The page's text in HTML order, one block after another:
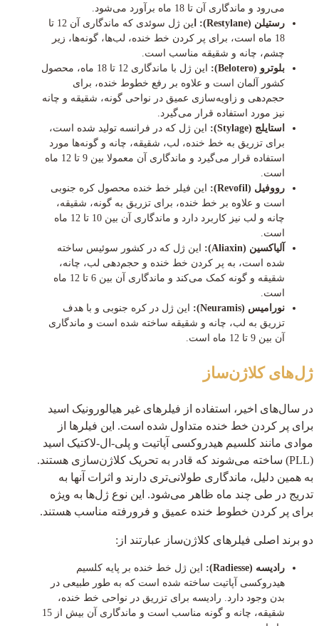
می‌رود و ماندگاری آن تا 18 ماه برآورد می‌شود.
رستیلن (Restylane): ا
ین ژل سوئدی که ماندگاری آن 12 تا
18 ماه است، برای پر کردن خط خنده، لب‌ها، گونه‌ها، زیر
چشم، چانه و شقیقه مناسب است.
بلوترو (Belotero):
این ژل با ماندگاری 12 تا 18 ماه، محصول
کشور آلمان است و علاوه بر رفع خطوط خنده، برای
حجم‌دهی و زاویه‌سازی عمیق در نواحی گونه، شقیقه و چانه
نیز مورد استفاده قرار می‌گیرد.
استایلج (Stylage):
این ژل که در فرانسه تولید شده است،
برای تزریق به خط خنده، لب، شقیقه، چانه و گونه‌ها مورد
استفاده قرار می‌گیرد و ماندگاری آن معمولا بین 9 تا 12 ماه
است.
رووفیل (Revofil):
این فیلر خط خنده محصول کره جنوبی
است و علاوه بر خط خنده، برای تزریق به گونه، شقیقه،
چانه و لب نیز کاربرد دارد و ماندگاری آن بین 10 تا 12 ماه
است.
آلیاکسین (Aliaxin):
این ژل که در کشور سوئیس ساخته
شده است، به پر کردن خط خنده و حجم‌دهی لب، چانه،
شقیقه و گونه کمک می‌کند و ماندگاری آن بین 6 تا 12 ماه
است.
نورامیس (Neuramis):
این ژل در کره جنوبی و با هدف
تزریق به لب، چانه و شقیقه ساخته شده است و ماندگاری
آن بین 9 تا 12 ماه است.
ژل‌های کلاژن‌ساز
در سال‌های اخیر، استفاده از فیلرهای غیر هیالورونیک اسید
برای پر کردن خط خنده متداول شده است. این فیلرها از
موادی مانند کلسیم هیدروکسی آپاتیت و پلی-ال-لاکتیک اسید
(PLL) ساخته می‌شوند که قادر به تحریک کلاژن‌سازی هستند.
به همین دلیل، ماندگاری طولانی‌تری دارند و اثرات آنها به
تدریج در طی چند ماه ظاهر می‌شود. این نوع ژل‌ها به ویژه
برای پر کردن خطوط خنده عمیق و فرورفته مناسب هستند.
دو برند اصلی فیلرهای کلاژن‌ساز عبارتند از:
رادیسه (Radiesse):
این ژل خط خنده بر پایه کلسیم
هیدروکسی آپاتیت ساخته شده است که به طور طبیعی در
بدن وجود دارد. رادیسه برای تزریق در نواحی خط خنده،
شقیقه، چانه و گونه مناسب است و ماندگاری آن بیش از 15